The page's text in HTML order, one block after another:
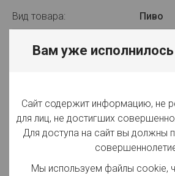
Вид товара: Пиво
Крепость: 4%
Плотность:
Фильтрация:
Вам уже
Сайт содержит информацию, не
для лиц, не достигших
Для доступа на сайт вы должны
Мы используем файлы cookie,